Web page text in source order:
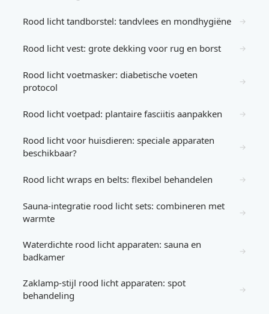
Rood licht tandborstel: tandvlees en mondhygiëne →
Rood licht vest: grote dekking voor rug en borst →
Rood licht voetmasker: diabetische voeten
protocol
→
Rood licht voetpad: plantaire fasciitis aanpakken →
Rood licht voor huisdieren: speciale apparaten
beschikbaar?
→
Rood licht wraps en belts: flexibel behandelen →
Sauna-integratie rood licht sets: combineren met
warmte
→
Waterdichte rood licht apparaten: sauna en
badkamer
→
Zaklamp-stijl rood licht apparaten: spot
behandeling
→